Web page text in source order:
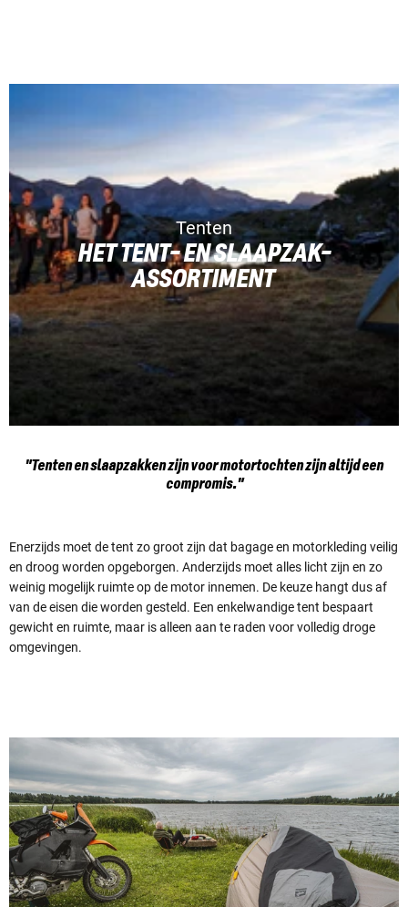
Tenten
HET TENT- EN SLAAPZAK-
ASSORTIMENT
"Tenten en slaapzakken zijn voor motortochten zijn altijd een
compromis."
Enerzijds moet de tent zo groot zijn dat bagage en motorkleding veilig
en droog worden opgeborgen. Anderzijds moet alles licht zijn en zo
weinig mogelijk ruimte op de motor innemen. De keuze hangt dus af
van de eisen die worden gesteld. Een enkelwandige tent bespaart
gewicht en ruimte, maar is alleen aan te raden voor volledig droge
omgevingen.